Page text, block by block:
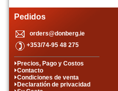
Pedidos
orders@donberg.ie
+353/74-95 48 275
Precios, Pago y Costos
Contacto
Condiciones de venta
Declaratión de privacidad